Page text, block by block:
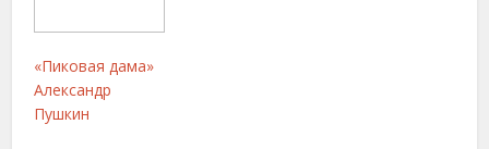
«Пиковая дама»
Александр
Пушкин